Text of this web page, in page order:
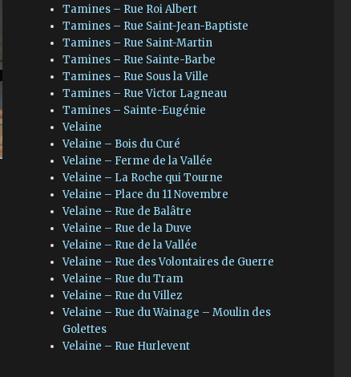
Tamines – Rue Roi Albert
Tamines – Rue Saint-Jean-Baptiste
Tamines – Rue Saint-Martin
Tamines – Rue Sainte-Barbe
Tamines – Rue Sous la Ville
Tamines – Rue Victor Lagneau
Tamines – Sainte-Eugénie
Velaine
Velaine – Bois du Curé
Velaine – Ferme de la Vallée
Velaine – La Roche qui Tourne
Velaine – Place du 11 Novembre
Velaine – Rue de Balâtre
Velaine – Rue de la Duve
Velaine – Rue de la Vallée
Velaine – Rue des Volontaires de Guerre
Velaine – Rue du Tram
Velaine – Rue du Villez
Velaine – Rue du Wainage – Moulin des
Golettes
Velaine – Rue Hurlevent